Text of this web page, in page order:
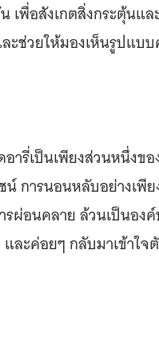
พื่อสังเกตสิ่งกระตุ้นแล
ะช่วยให้มองเห็นรูปแ
อารี่เป็นเพียงส่วนหนึ่งข
การนอนหลับอย่างเพี
รผ่อนคลาย ล้วนเป็นอ
ละค่อยๆ กลับมาเข้าใจ